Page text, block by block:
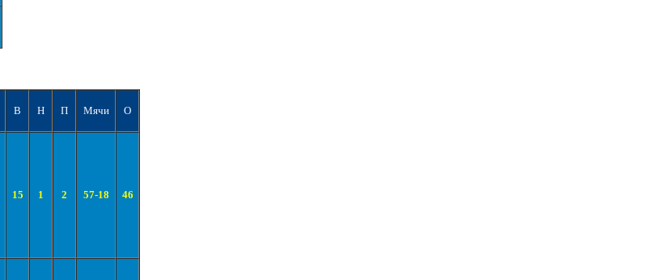
В Н П Мячи О
15 1 2 57-18 46